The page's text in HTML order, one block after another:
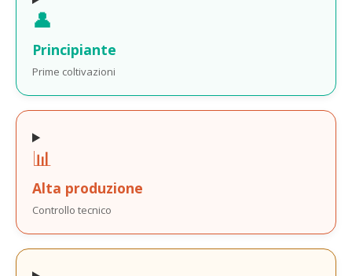
👤
Principiante
Prime coltivazioni
📊
Alta produzione
Controllo tecnico